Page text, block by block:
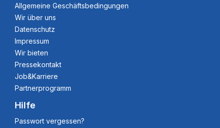
Allgemeine Geschäftsbedingungen
Wir über uns
Datenschutz
Impressum
Wir bieten
Pressekontakt
Job&Karriere
Partnerprogramm
Hilfe
Passwort vergessen?